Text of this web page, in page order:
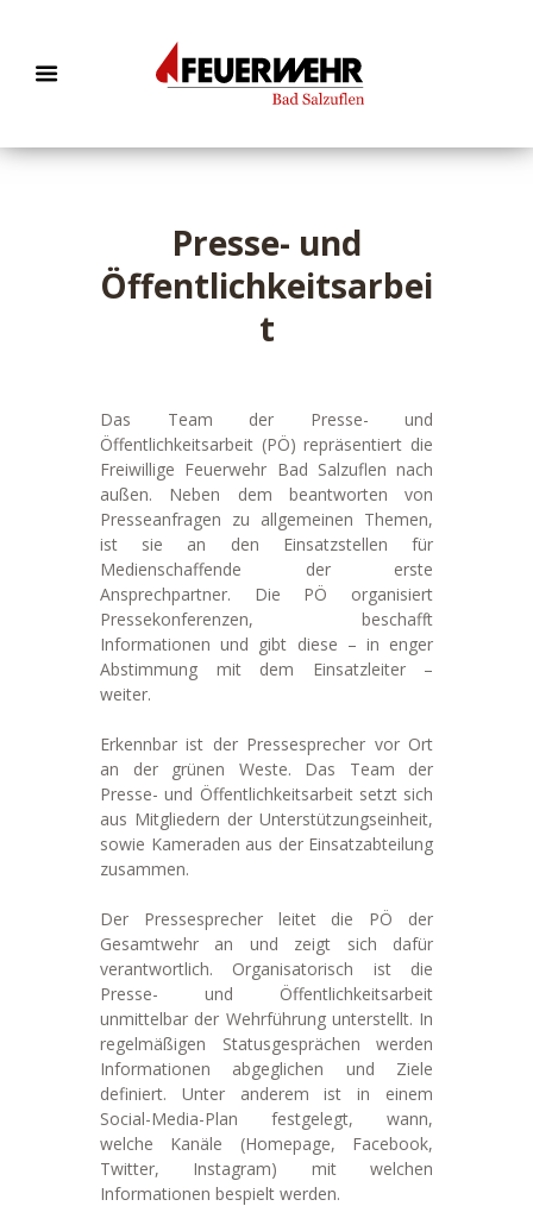
Presse- und
Öffentlichkeitsarbei
t
Das Team der Presse- und
Öffentlichkeitsarbeit (PÖ) repräsentiert die
Freiwillige Feuerwehr Bad Salzuflen nach
außen. Neben dem beantworten von
Presseanfragen zu allgemeinen Themen,
ist sie an den Einsatzstellen für
Medienschaffende der erste
Ansprechpartner. Die PÖ organisiert
Pressekonferenzen, beschafft
Informationen und gibt diese – in enger
Abstimmung mit dem Einsatzleiter –
weiter.
Erkennbar ist der Pressesprecher vor Ort
an der grünen Weste. Das Team der
Presse- und Öffentlichkeitsarbeit setzt sich
aus Mitgliedern der Unterstützungseinheit,
sowie Kameraden aus der Einsatzabteilung
zusammen.
Der Pressesprecher leitet die PÖ der
Gesamtwehr an und zeigt sich dafür
verantwortlich. Organisatorisch ist die
Presse- und Öffentlichkeitsarbeit
unmittelbar der Wehrführung unterstellt. In
regelmäßigen Statusgesprächen werden
Informationen abgeglichen und Ziele
definiert. Unter anderem ist in einem
Social-Media-Plan festgelegt, wann,
welche Kanäle (Homepage, Facebook,
Twitter, Instagram) mit welchen
Informationen bespielt werden.